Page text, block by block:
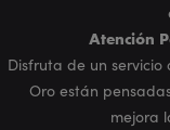
Atención
Disfruta de un
Oro están
mejora